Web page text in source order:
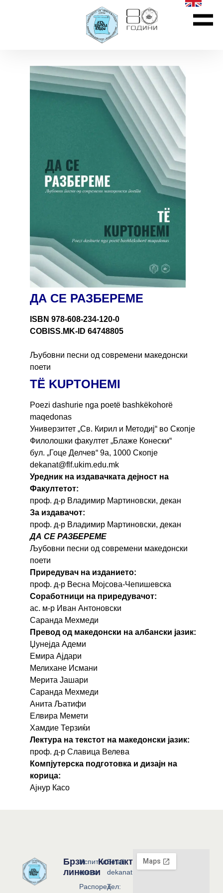
ДА СЕ РАЗБЕРЕМЕ
ISBN 978-608-234-120-0
COBISS.MK-ID 64748805
Љубовни песни од современи македонски
поети
ТË KUPTOHEMI
Poezi dashurie nga poetë bashkëkohorë
maqedonas
Универзитет „Св. Кирил и Методиј“ во Скопје
Филолошки факултет „Блаже Конески“
бул. „Гоце Делчев“ 9a, 1000 Скопје
dekanat@flf.ukim.edu.mk
Уредник на издавачката дејност на
Факултетот:
проф. д-р Владимир Мартиновски, декан
За издавачот:
проф. д-р Владимир Мартиновски, декан
ДА СЕ РАЗБЕРЕМЕ
Љубовни песни од современи македонски
поети
Приредувач на изданието:
проф. д-р Весна Мојсова-Чепишевска
Соработници на приредувачот:
ас. м-р Иван Антоновски
Саранда Мехмеди
Превод од македонски на албански јазик:
Џунејда Адеми
Емира Ајдари
Мелихане Исмани
Мерита Јашари
Саранда Мехмеди
Анита Љатифи
Елвира Мемети
Хамдие Терзиќи
Лектура на текстот на македонски јазик:
проф. д-р Славица Велева
Компјутерска подготовка и дизајн на
корица:
Ајнур Касо
Брзи
линкови
Испитни
сесии
Распоред
Контакт
Email:
dekanat@flf.ukim.edu.mk
Тел: